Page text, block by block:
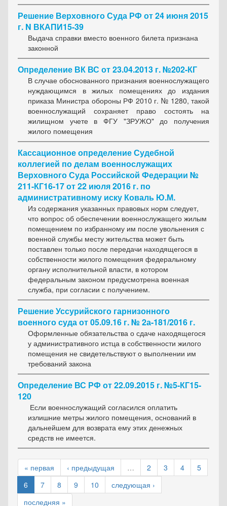
Решение Верховного Суда РФ от 24 июня 2015
г. N ВКАПИ15-39
Выдача справки вместо военного билета признана
законной
Определение ВК ВС от 23.04.2013 г. №202-КГ
В случае обоснованного признания военнослужащего
нуждающимся в жилых помещениях до издания
приказа Министра обороны РФ 2010 г. № 1280, такой
военнослужащий сохраняет право состоять на
жилищном учете в ФГУ "ЗРУЖО" до получения
жилого помещения
Кассационное определение Судебной
коллегией по делам военнослужащих
Верховного Суда Российской Федерации №
211-КГ16-17 от 22 июля 2016 г. по
административному иску Коваль Ю.М.
Из содержания указанных правовых норм следует,
что вопрос об обеспечении военнослужащего жилым
помещением по избранному им после увольнения с
военной службы месту жительства может быть
поставлен только после передачи находящегося в
собственности жилого помещения федеральному
органу исполнительной власти, в котором
федеральным законом предусмотрена военная
служба, при согласии с получением.
Решение Уссурийского гарнизонного
военного суда от 05.09.16 г. № 2а-181/2016 г.
Оформленные обязательства о сдаче находящегося
у административного истца в собственности жилого
помещения не свидетельствуют о выполнении им
требований закона
Определение ВС РФ от 22.09.2015 г. №5-КГ15-
120
Если военнослужащий согласился оплатить
излишние метры жилого помещения, оснований в
дальнейшем для возврата ему этих денежных
средств не имеется.
« первая ‹ предыдущая … 2 3 4
5
6
7 8 9 10
следующая ›
последняя »